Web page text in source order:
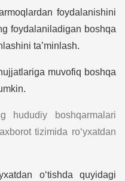
foydalanishini
foydalaniladigan boshqa
ta’minlash.
muvofiq boshqa
hududiy boshqarmalari
tizimida ro‘yxatdan
o‘tishda quyidagi